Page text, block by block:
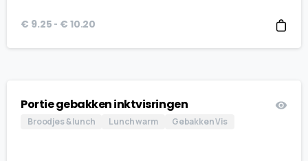
€ 9.25 - € 10.20
Portie gebakken inktvisringen
Broodjes & lunch Lunch warm Gebakken Vis